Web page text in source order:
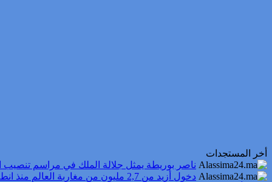
أخر المستجدات
ناصر بوريطة يمثل جلالة الملك في مراسم تنصيب
دخول أزيد من 2,7 مليون من مغاربة العالم منذ انطلاق عملية “مرحبا 2026”